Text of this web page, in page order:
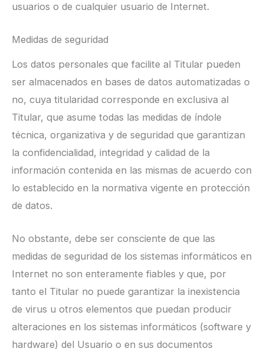
usuarios o de cualquier usuario de Internet.
Medidas de seguridad
Los datos personales que facilite al Titular pueden
ser almacenados en bases de datos automatizadas o
no, cuya titularidad corresponde en exclusiva al
Titular, que asume todas las medidas de índole
técnica, organizativa y de seguridad que garantizan
la confidencialidad, integridad y calidad de la
información contenida en las mismas de acuerdo con
lo establecido en la normativa vigente en protección
de datos.
No obstante, debe ser consciente de que las
medidas de seguridad de los sistemas informáticos en
Internet no son enteramente fiables y que, por
tanto el Titular no puede garantizar la inexistencia
de virus u otros elementos que puedan producir
alteraciones en los sistemas informáticos (software y
hardware) del Usuario o en sus documentos